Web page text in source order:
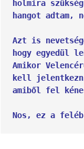
holmira
hangot adtam,
Azt is
hogy egyedül
Amikor
kell
amiből fel
Nos, ez a